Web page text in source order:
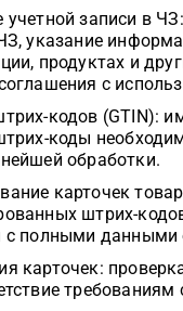
учетной записи в
указание
продуктах и
с
кодов (GTIN):
коды
обработки.
карточек
штрих-
с полными данными
карточек:
требованиям